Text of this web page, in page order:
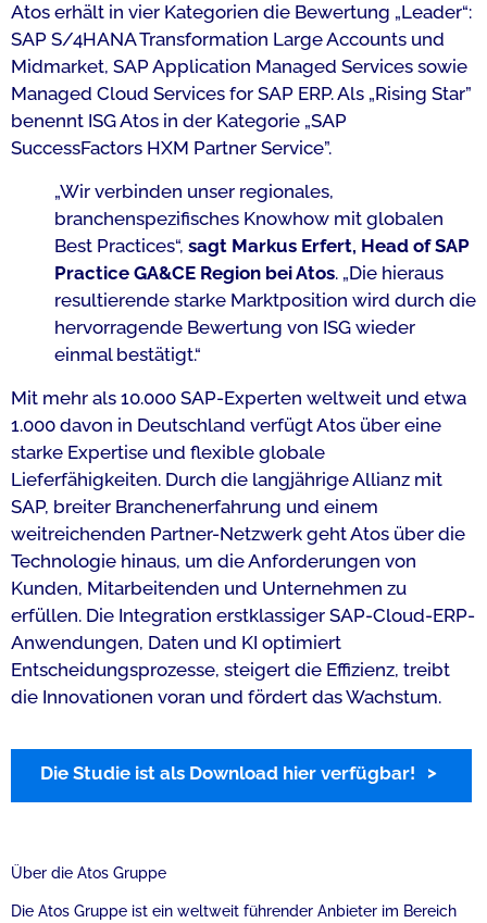
Atos erhält in vier Kategorien die Bewertung „Leader“:
SAP S/4HANA Transformation Large Accounts und
Midmarket, SAP Application Managed Services sowie
Managed Cloud Services for SAP ERP. Als „Rising Star”
benennt ISG Atos in der Kategorie „SAP
SuccessFactors HXM Partner Service”.
„Wir verbinden unser regionales,
branchenspezifisches Knowhow mit globalen
Best Practices“, sagt Markus Erfert, Head of SAP
Practice GA&CE Region bei Atos. „Die hieraus
resultierende starke Marktposition wird durch die
hervorragende Bewertung von ISG wieder
einmal bestätigt.“
Mit mehr als 10.000 SAP-Experten weltweit und etwa
1.000 davon in Deutschland verfügt Atos über eine
starke Expertise und flexible globale
Lieferfähigkeiten. Durch die langjährige Allianz mit
SAP, breiter Branchenerfahrung und einem
weitreichenden Partner-Netzwerk geht Atos über die
Technologie hinaus, um die Anforderungen von
Kunden, Mitarbeitenden und Unternehmen zu
erfüllen. Die Integration erstklassiger SAP-Cloud-ERP-
Anwendungen, Daten und KI optimiert
Entscheidungsprozesse, steigert die Effizienz, treibt
die Innovationen voran und fördert das Wachstum.
Die Studie ist als Download hier verfügbar!
Über die Atos Gruppe
Die Atos Gruppe ist ein weltweit führender Anbieter im Bereich